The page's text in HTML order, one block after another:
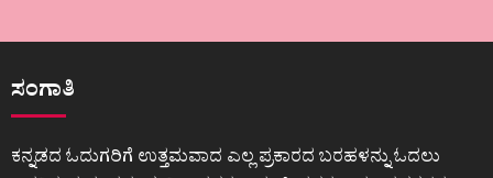
ಸಂಗಾತಿ
ಕನ್ನಡದ ಓದುಗರಿಗೆ ಉತ್ತಮವಾದ ಎಲ್ಲ ಪ್ರಕಾರದ ಬರಹಳನ್ನು ಓದಲು